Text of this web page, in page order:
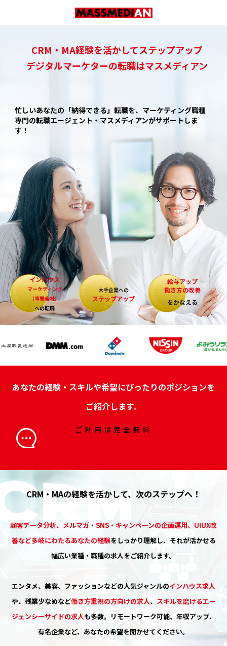
CRM・MA経験を活かしてステップアップ
デジタルマーケターの転職はマスメディアン
忙しいあなたの「納得できる」転職を、 マーケティング職種
専門の転職エージェント・マスメディアンがサポートしま
す！
インハウス
マーケティング
（事業会社）
への転職
大手企業への
ステップアップ
給与アップ
働き方の改善
をかなえる
あなたの経験・スキルや希望にぴったりのポジションを
ご紹介します。
ご利用は完全無料
CRM・MAの経験を活かして、次のステップへ！
顧客データ分析、メルマガ・SNS・キャンペーンの企画運用、UIUX改
善など多岐にわたるあなたの経験をしっかり理解し、それが活かせる
幅広い業種・職種の求人をご紹介します。
エンタメ、美容、ファッションなどの人気ジャンルのインハウス求人
や、残業少なめなど働き方重視の方向けの求人、 スキルを磨けるエー
ジェンシーサイドの求人も多数。リモートワーク可能、年収アップ、
有名企業など、あなたの希望を聞かせてください。